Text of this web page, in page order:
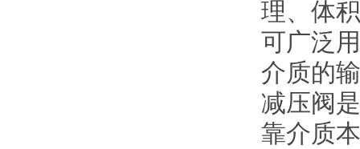
理、体
可广泛
介质的
减压阀
靠介质